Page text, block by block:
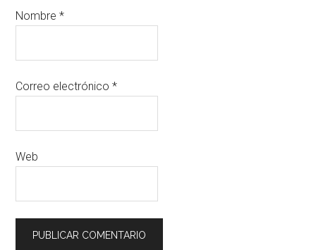
Nombre*
Correo electrónico*
Web